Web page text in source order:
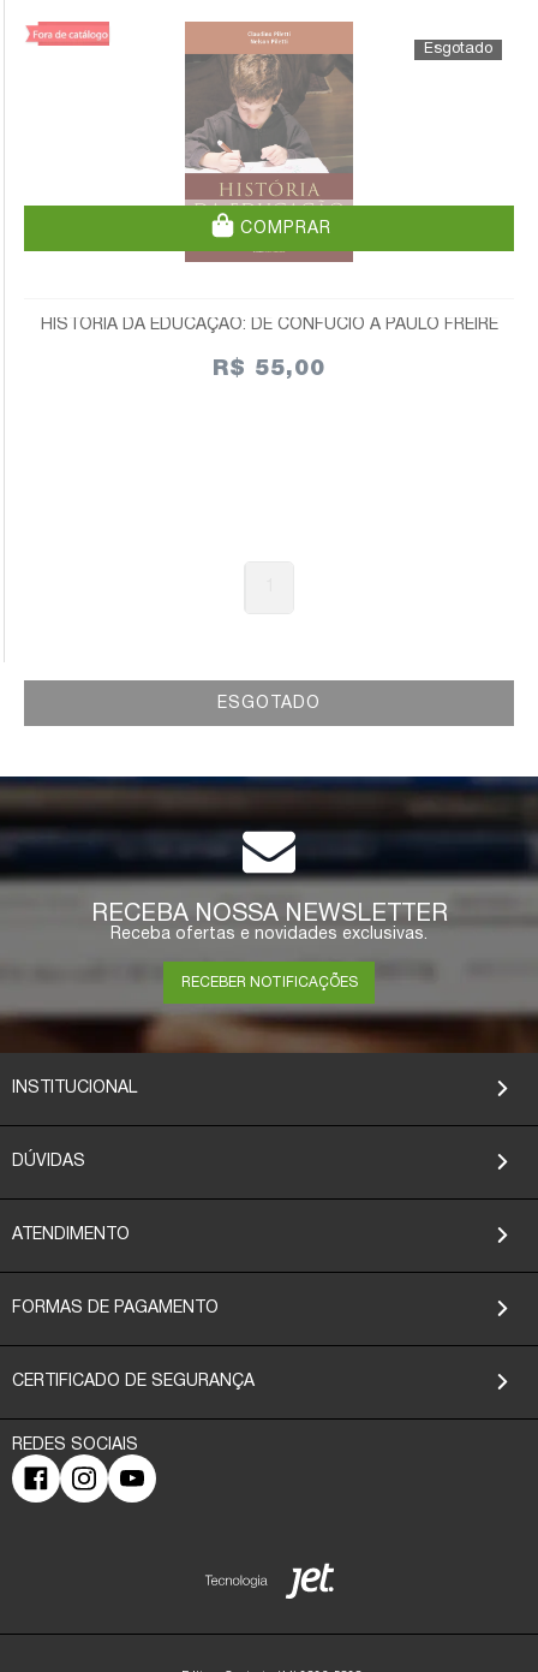
COMPRAR
HISTÓRIA DA EDUCAÇÃO: DE CONFÚCIO A PAULO FREIRE
R$ 55,00
ESGOTADO
RECEBA NOSSA NEWSLETTER
Receba ofertas e novidades exclusivas.
RECEBER NOTIFICAÇÕES
INSTITUCIONAL
DÚVIDAS
ATENDIMENTO
FORMAS DE PAGAMENTO
CERTIFICADO DE SEGURANÇA